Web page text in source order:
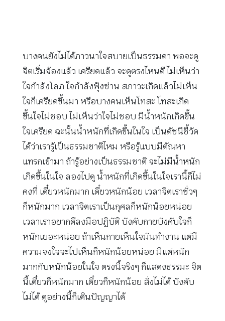
บางคนยังไม่ได้ภาวนาใจสบายเป็นธรรมดา พอจะดู
จิตเริ่มจ้องแล้ว เครียดแล้ว จะดูตรงไหนดี ไม่เห็นว่า
ใจกำลังโลภ ใจกำลังฟุ้งซ่าน สภาวะเกิดแล้วไม่เห็น
ใจก็เครียดขึ้นมา หรือบางคนเห็นโทสะ โทสะเกิด
ขึ้นใจไม่ชอบ ไม่เห็นว่าใจไม่ชอบ มีน้ำหนักเกิดขึ้น
ใจเครียด ฉะนั้นน้ำหนักที่เกิดขึ้นในใจ เป็นดัชนีชี้วัด
ได้ว่าเรารู้เป็นธรรมชาติไหม หรือรู้แบบมีตัณหา
แทรกเข้ามา ถ้ารู้อย่างเป็นธรรมชาติ จะไม่มีน้ำหนัก
เกิดขึ้นในใจ ลองไปดู น้ำหนักที่เกิดขึ้นในใจเรานี้ก็ไม่
คงที่ เดี๋ยวหนักมาก เดี๋ยวหนักน้อย เวลาจิตเราชั่วๆ
ก็หนักมาก เวลาจิตเราเป็นกุศลก็หนักน้อยหน่อย
เวลาเราอยากดีลงมือปฏิบัติ บังคับกายบังคับใจก็
หนักเยอะหน่อย ถ้าเห็นกายเห็นใจมันทำงาน แต่มี
ความจงใจจะไปเห็นก็หนักน้อยหน่อย มีแต่หนัก
มากกับหนักน้อยในใจ ตรงนี้จริงๆ ก็แสดงธรรมะ จิต
นี้เดี๋ยวก็หนักมาก เดี๋ยวก็หนักน้อย สั่งไม่ได้ บังคับ
ไม่ได้ ดูอย่างนี้ก็เดินปัญญาได้